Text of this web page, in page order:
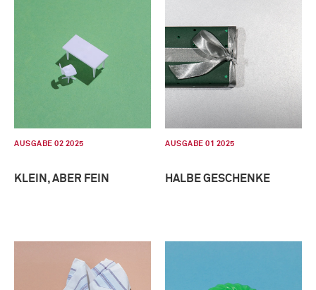
AUSGABE 02 2025
KLEIN, ABER FEIN
AUSGABE 01 2025
HALBE GESCHENKE